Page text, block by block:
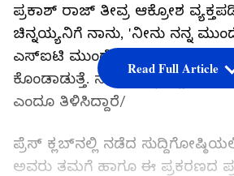
ಪ್ರಕಾಶ್ ರಾಜ್ ತೀವ್ರ ಆಕ್ರೋಶ
ಚಿನ್ನಯ್ಯನಿಗೆ ನಾನು, 'ನೀನು ನನ್ನ
ಎಸ್‌ಐಟಿ ಮುಂದೆ ಹೋಗಿ ಹೇಳು.
ಕೊಂಡಾಡುತ್ತೆ. ನಾನು ನಿನ್ನ
ಎಂದೂ ತಿಳಿಸಿದ್ದಾರೆ/
ಪ್ರೆಸ್ ಕ್ಲಬ್‌ನಲ್ಲಿ ನಡೆದ
ಅವರು ತಮಗೆ ಹಾಗೂ ಈ ಪ್ರಕರಣದ
Read Full Article